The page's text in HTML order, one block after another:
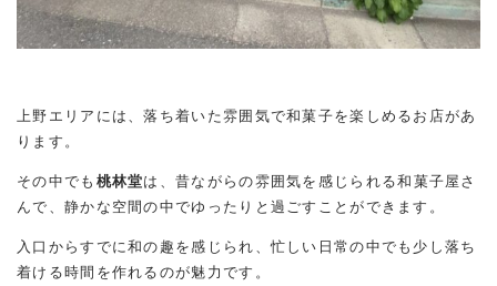
上野エリアには、落ち着いた雰囲気で和菓子を楽しめるお店があ
ります。
その中でも 桃林堂は、昔ながらの雰囲気を感じられる和菓子屋さ
んで、静かな空間の中でゆったりと過ごすことができます。
入口からすでに和の趣を感じられ、忙しい日常の中でも少し落ち
着ける時間を作れるのが魅力です。